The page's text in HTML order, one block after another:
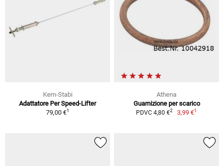
Kern-Stabi
Adattatore Per Speed-Lifter
79,00 €1
Athena
Guarnizione per scarico
PDVC 4,80 €2 3,99 €1